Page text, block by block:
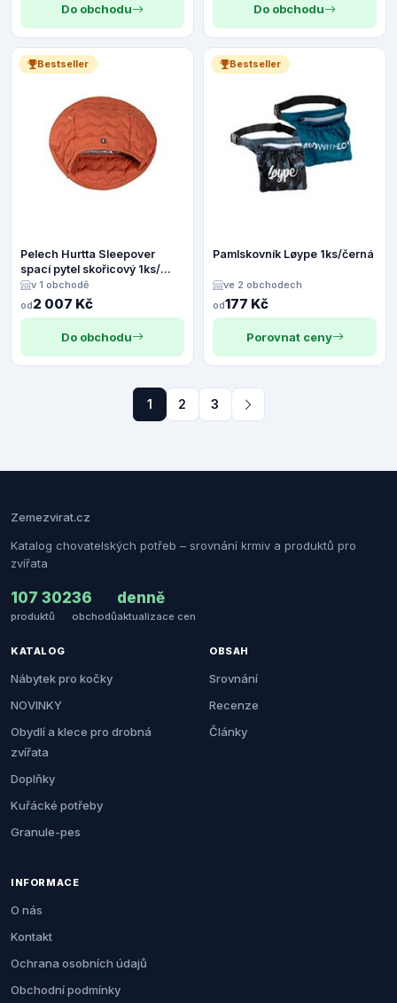
Do obchodu Do obchodu
Bestseller
Pelech Hurtta Sleepover
spací pytel skořicový 1ks/
velikost S
v 1 obchodě
od2 007 Kč
Do obchodu
Bestseller
Pamlskovník Løype 1ks/černá
ve 2 obchodech
od177 Kč
Porovnat ceny
1 2 3
Zemezvirat.cz
Katalog chovatelských potřeb – srovnání krmiv a produktů pro
zvířata
107 302
produktů
36
obchodů
denně
aktualizace cen
KATALOG
Nábytek pro kočky
NOVINKY
Obydlí a klece pro drobná
zvířata
Doplňky
Kuřácké potřeby
Granule-pes
OBSAH
Srovnání
Recenze
Články
INFORMACE
O nás
Kontakt
Ochrana osobních údajů
Obchodní podmínky